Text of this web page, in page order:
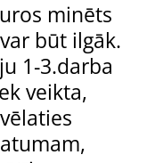
minēts
būt ilgāk.
1-3.darba
veikta,